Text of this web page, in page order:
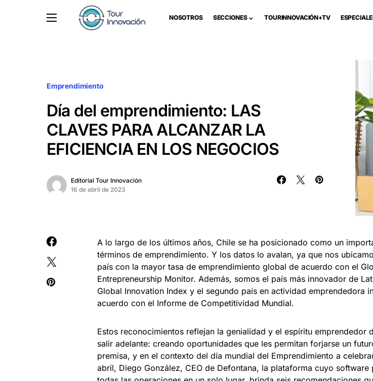
NOSOTROS SECCIONES TOURINNOVACIÓN+TV
Emprendimiento
Día del emprendimiento: LAS
CLAVES PARA ALCANZAR LA
EFICIENCIA EN LOS NEGOCIOS
Editorial Tour Innovación
16 de abril de 2023
A lo largo de los últimos años, Chile se ha posicionado como un
términos de emprendimiento. Y los datos lo avalan, ya que nos
país con la mayor tasa de emprendimiento global de acuerdo con el
Entrepreneurship Monitor. Además, somos el país más innovador de
Global Innovation Index y el segundo país en actividad emprendedora
acuerdo con el Informe de Competitividad Mundial.
Estos reconocimientos reflejan la genialidad y el espíritu emprendedor
salir adelante: creando oportunidades que les permitan forjarse un
premisa, y en el contexto del día mundial del Emprendimiento a
abril, Diego González, CEO de Defontana, la plataforma cuyo software